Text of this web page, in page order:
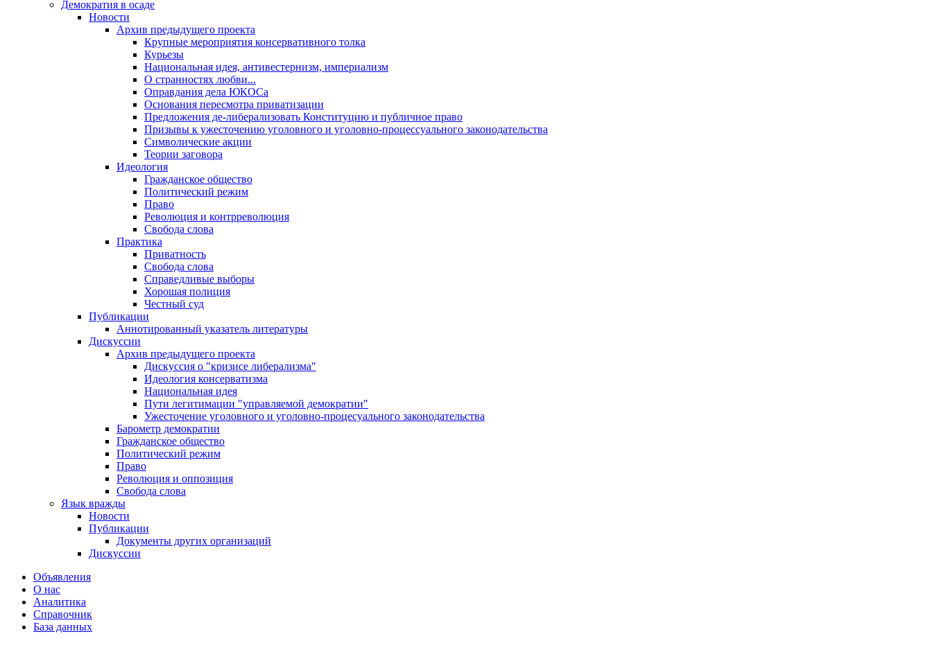
Демократия в осаде
Новости
Архив предыдущего проекта
Крупные мероприятия консервативного толка
Курьезы
Национальная идея, антивестернизм, империализм
О странностях любви...
Оправдания дела ЮКОСа
Основания пересмотра приватизации
Предложения де-либерализовать Конституцию и публичное право
Призывы к ужесточению уголовного и уголовно-процессуального законодательства
Символические акции
Теории заговора
Идеология
Гражданское общество
Политический режим
Право
Революция и контрреволюция
Свобода слова
Практика
Приватность
Свобода слова
Справедливые выборы
Хорошая полиция
Честный суд
Публикации
Аннотированный указатель литературы
Дискуссии
Архив предыдущего проекта
Дискуссия о "кризисе либерализма"
Идеология консерватизма
Национальная идея
Пути легитимации "управляемой демократии"
Ужесточение уголовного и уголовно-процесуального законодательства
Барометр демократии
Гражданское общество
Политический режим
Право
Революция и оппозиция
Свобода слова
Язык вражды
Новости
Публикации
Документы других организаций
Дискуссии
Объявления
О нас
Аналитика
Справочник
База данных